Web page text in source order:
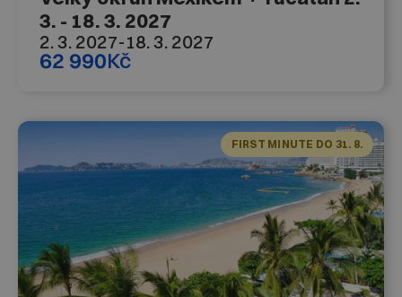
3. - 18. 3. 2027
2. 3. 2027-18. 3. 2027
62 990Kč
FIRST MINUTE DO 31. 8.